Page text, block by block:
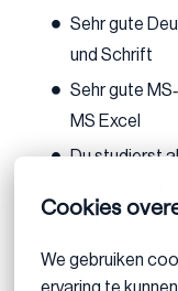
Cookies
We gebruiken
Sehr gute
und Schrift
Sehr gute
MS Excel
Du studierst
vorzugsweise
Accounting,